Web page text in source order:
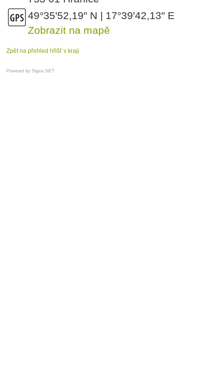
49°35'52,19" N | 17°39'42,13" E
Zobrazit na mapě
Zpět na přehled hřišť v kraji
Powered by Sigsiu.NET